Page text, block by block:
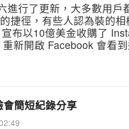
行了更新，大多數用戶
捷徑，有些人認為裝的
布以10億美金收購了
新開啟 Facebook 會看
簡短紀錄分享